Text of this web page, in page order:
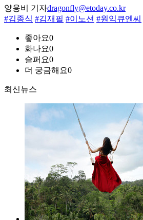
양용비 기자dragonfly@etoday.co.kr
#김종식 #김재필 #이노션 #원익큐엔씨
좋아요0
화나요0
슬퍼요0
더 궁금해요0
최신뉴스